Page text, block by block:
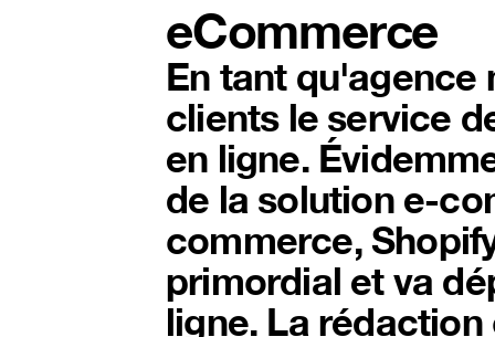
eCommerce
En tant qu'agence
clients le service
en ligne.
de la solution e-
commerce,
primordial et va
ligne. La